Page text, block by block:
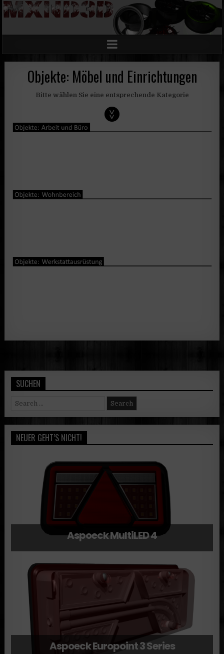
Objekte: Möbel und Einrichtungen
Bitte wählen Sie eine entsprechende Kategorie
SUCHEN
Search
NEUER GEHT’S NICHT!
Aspoeck MultiLED 4
Aspoeck Europoint 3 Series